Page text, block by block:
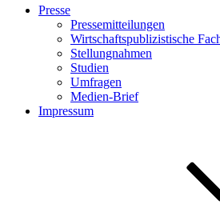
Presse
Pressemitteilungen
Wirtschaftspublizistische
Stellungnahmen
Studien
Umfragen
Medien-Brief
Impressum